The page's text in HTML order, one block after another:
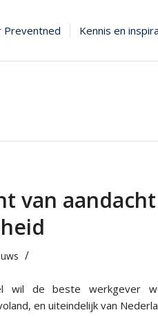
Preventned Kennis en
van
/
wil de beste werkgever
en uiteindelijk van